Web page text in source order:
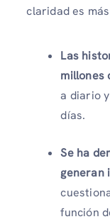
claridad es
Las
millones
a diario y
días.
Se ha
generan
función